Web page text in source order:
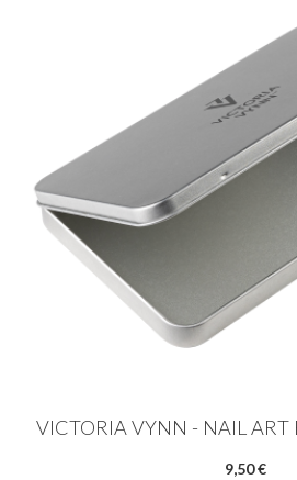
VICTORIA VYNN - NAIL ART
9,50 €